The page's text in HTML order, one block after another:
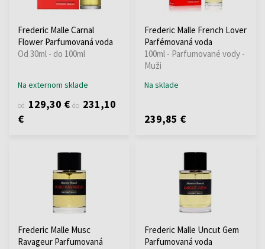
Frederic Malle Carnal
Flower Parfumovaná voda
Od 30ml - do 100ml
Na externom sklade
od 129,30 € do 231,10
€
Frederic Malle French Lover
Parfémovaná voda
100ml - Parfumované vody -
Muži
Na sklade
239,85 €
Frederic Malle Musc
Ravageur Parfumovaná
Frederic Malle Uncut Gem
Parfumovaná voda